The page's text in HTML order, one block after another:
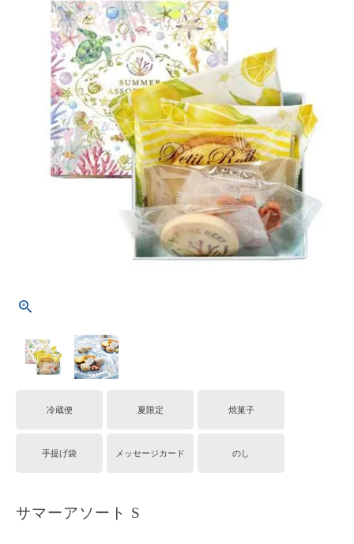
冷蔵便 夏限定 焼菓子
手提げ袋 メッセージカード のし
サマーアソート S